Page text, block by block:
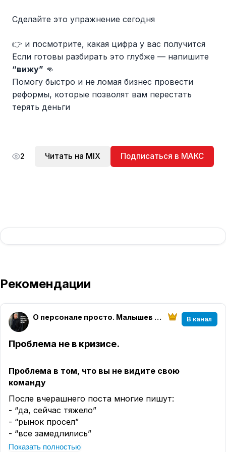
Сделайте это упражнение сегодня
👉 и посмотрите, какая цифра у вас получится
Если готовы разбирать это глубже — напишите
“вижу” 👊
Помогу быстро и не ломая бизнес провести
реформы, которые позволят вам перестать
терять деньги
2 Читать на MIX Подписаться в МАКС
Рекомендации
О персонале просто. Малышев Вячеслав В канал
Проблема не в кризисе.
Проблема в том, что вы не видите свою
команду
После вчерашнего поста многие пишут:
- “да, сейчас тяжело”
- “рынок просел”
- “все замедлились”
С этим сложно спорить.
Показать полностью